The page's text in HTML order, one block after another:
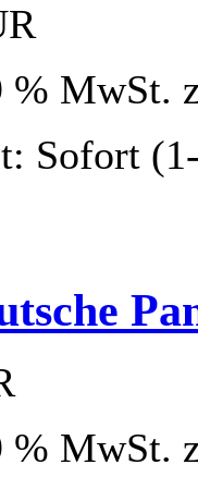
% MwSt.
Sofort
% MwSt.